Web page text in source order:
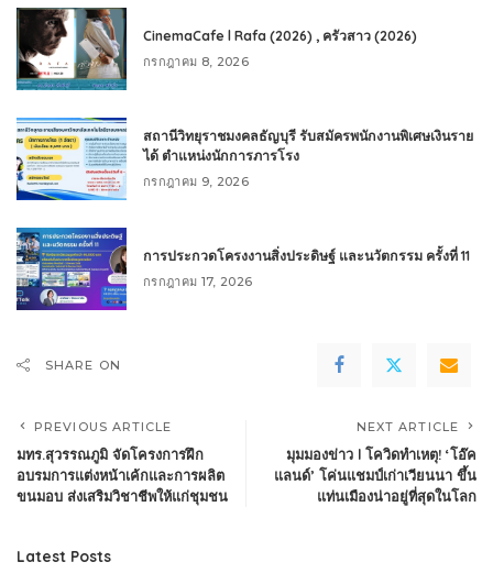
CinemaCafe l Rafa (2026) , ครัวสาว (2026)
กรกฎาคม 8, 2026
สถานีวิทยุราชมงคลธัญบุรี รับสมัครพนักงานพิเศษเงินราย
ได้ ตำแหน่งนักการภารโรง
กรกฎาคม 9, 2026
การประกวดโครงงานสิ่งประดิษฐ์ และนวัตกรรม ครั้งที่ 11
กรกฎาคม 17, 2026
SHARE ON
PREVIOUS ARTICLE
มทร.สุวรรณภูมิ จัดโครงการฝึก
อบรมการแต่งหน้าเค้กและการผลิต
ขนมอบ ส่งเสริมวิชาชีพให้แก่ชุมชน
NEXT ARTICLE
มุมมองข่าว l โควิดทำเหตุ! ‘โอ๊ค
แลนด์’ โค่นแชมป์เก่าเวียนนา ขึ้น
แท่นเมืองน่าอยู่ที่สุดในโลก
Latest Posts